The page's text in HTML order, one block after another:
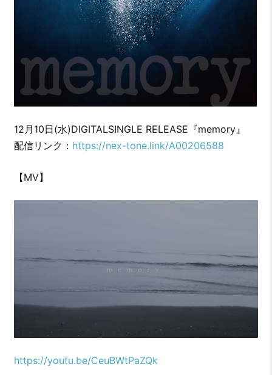
12月10日(水)DIGITALSINGLE RELEASE『memory』
配信リンク： https://nex-tone.link/A00206588
【MV】
https://youtu.be/CeuBWtPaZQk